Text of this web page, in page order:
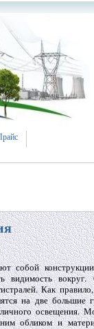
собой
видимость
Как
на две
освещения.
обликом и